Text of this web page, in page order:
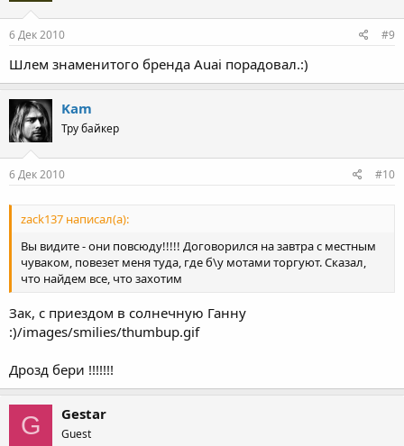
6 Дек 2010 #9
Шлем знаменитого бренда Auai порадовал.:)
Kam
Тру байкер
6 Дек 2010 #10
zack137 написал(а):
Вы видите - они повсюду!!!!! Договорился на завтра с местным
чуваком, повезет меня туда, где б\у мотами торгуют. Сказал,
что найдем все, что захотим
Зак, с приездом в солнечную Ганну
:)/images/smilies/thumbup.gif
Дрозд бери !!!!!!!
G Gestar
Guest